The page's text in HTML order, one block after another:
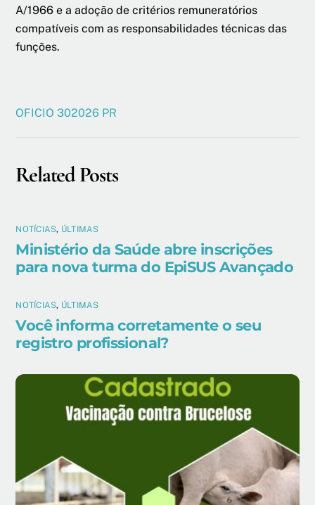
A/1966 e a adoção de critérios remuneratórios
compatíveis com as responsabilidades técnicas das
funções.
OFICIO 302026 PR
Related Posts
NOTÍCIAS, ÚLTIMAS
Ministério da Saúde abre inscrições
para nova turma do EpiSUS Avançado
NOTÍCIAS, ÚLTIMAS
Você informa corretamente o seu
registro profissional?